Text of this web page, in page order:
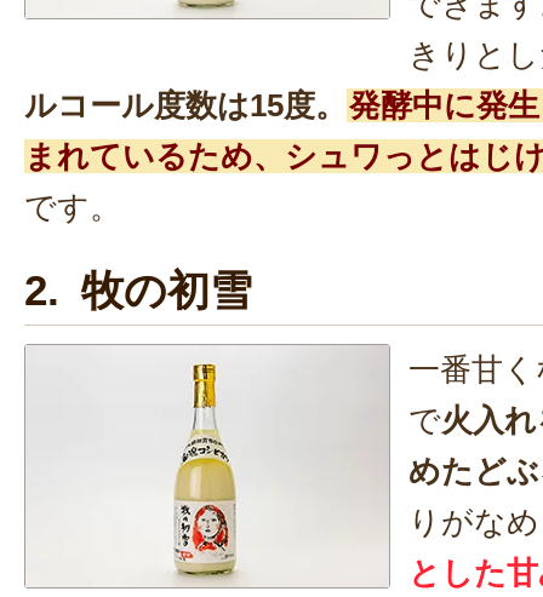
きりと
ルコール度数は15度。 発酵中に発
まれているため、シュワっとはじ
です。
2. 牧の初雪
一番甘
で火入
めたど
りがな
とした